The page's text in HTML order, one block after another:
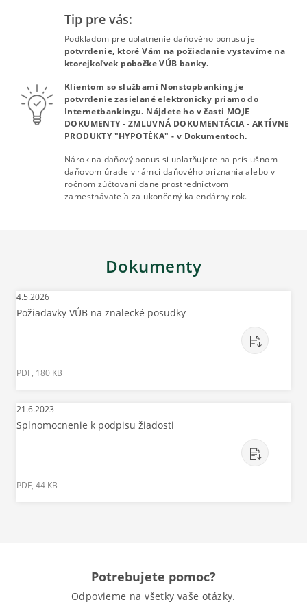
Tip pre vás:
Podkladom pre uplatnenie daňového bonusu je
potvrdenie, ktoré Vám na požiadanie vystavíme na
ktorejkoľvek pobočke VÚB banky.
Klientom so službami Nonstopbanking je
potvrdenie zasielané elektronicky priamo do
Internetbankingu. Nájdete ho v časti MOJE
DOKUMENTY - ZMLUVNÁ DOKUMENTÁCIA - AKTÍVNE
PRODUKTY "HYPOTÉKA" - v Dokumentoch.
Nárok na daňový bonus si uplatňujete na príslušnom
daňovom úrade v rámci daňového priznania alebo v
ročnom zúčtovaní dane prostredníctvom
zamestnávateľa za ukončený kalendárny rok.
Dokumenty
4.5.2026
Požiadavky VÚB na znalecké posudky
PDF, 180 KB
21.6.2023
Splnomocnenie k podpisu žiadosti
PDF, 44 KB
Potrebujete pomoc?
Odpovieme na všetky vaše otázky.